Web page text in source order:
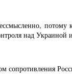
над
сопротивления